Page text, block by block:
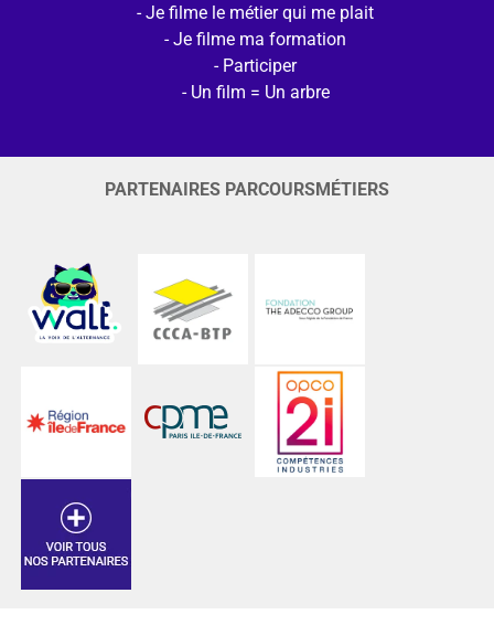
Je filme le métier qui me plait
Je filme ma formation
Participer
Un film = Un arbre
PARTENAIRES PARCOURSMÉTIERS